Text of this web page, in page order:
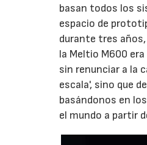
basan todos los
espacio de
durante tres
la Meltio M600
sin renunciar a la
escala', sino que
basándonos en
el mundo a partir